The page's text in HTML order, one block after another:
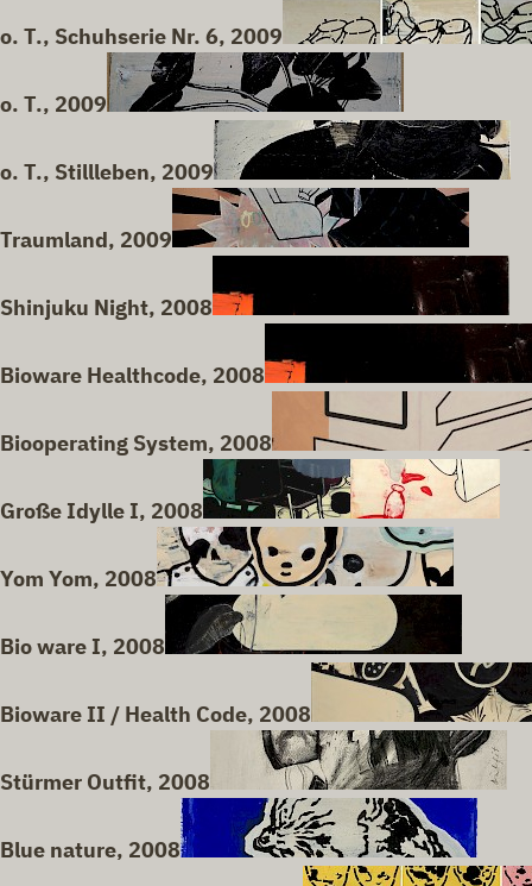
o. T., Schuhserie Nr. 6, 2009
o. T., 2009
o. T., Stillleben, 2009
Traumland, 2009
Shinjuku Night, 2008
Bioware Healthcode, 2008
Biooperating System, 2008
Große Idylle I, 2008
Yom Yom, 2008
Bio ware I, 2008
Bioware II / Health Code, 2008
Stürmer Outfit, 2008
Blue nature, 2008